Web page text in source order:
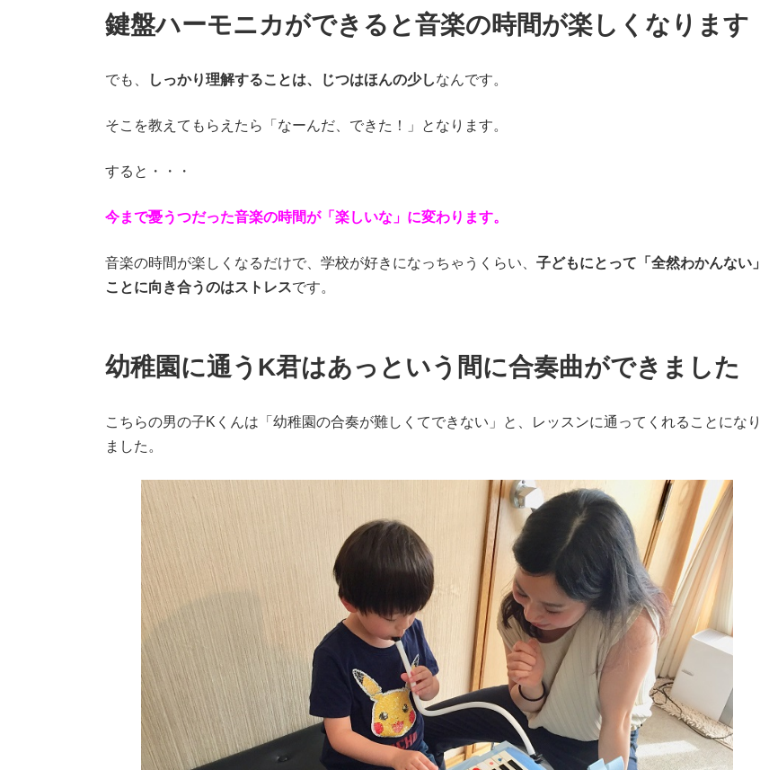
鍵盤ハーモニカができると音楽の時間が楽しくなります
でも、 しっかり理解することは、じつはほんの少しなんです。
そこを教えてもらえたら「なーんだ、できた！」となります。
すると・・・
今まで憂うつだった音楽の時間が「楽しいな」に変わります。
音楽の時間が楽しくなるだけで、学校が好きになっちゃうくらい、 子どもにとって「全然わかんない」
ことに向き合うのはストレスです。
幼稚園に通うK君はあっという間に合奏曲ができました
こちらの男の子Kくんは「幼稚園の合奏が難しくてできない」と、レッスンに通ってくれることになり
ました。